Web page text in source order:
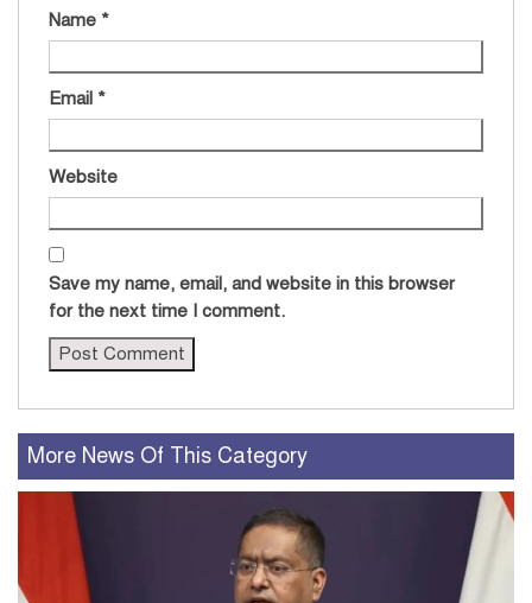
Name *
Email *
Website
Save my name, email, and website in this browser
for the next time I comment.
More News Of This Category